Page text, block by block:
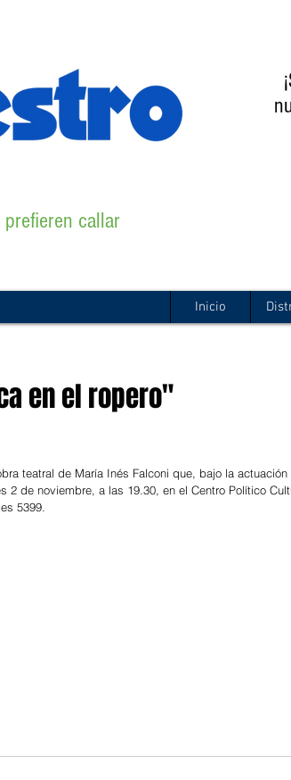
callar
Inicio
en el ropero"
teatral de María Inés Falconi que, bajo la actuación
2 de noviembre, a las 19.30, en el Centro Político
5399.